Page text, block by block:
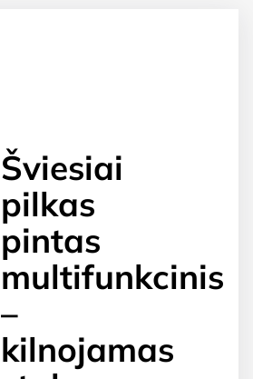
Šviesiai
pilkas
pintas
multifunkcinis
–
kilnojamas